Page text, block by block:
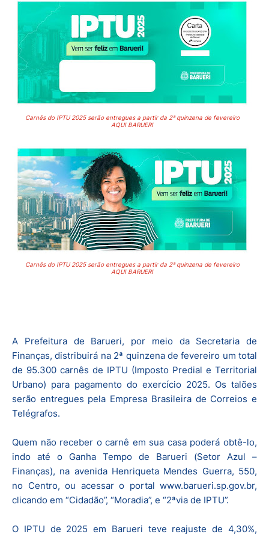
Carnês do IPTU 2025 serão entregues a partir da 2ª quinzena de fevereiro
AQUI BARUERI
Carnês do IPTU 2025 serão entregues a partir da 2ª quinzena de fevereiro
AQUI BARUERI
A Prefeitura de Barueri, por meio da Secretaria de
Finanças, distribuirá na 2ª quinzena de fevereiro um total
de 95.300 carnês de IPTU (Imposto Predial e Territorial
Urbano) para pagamento do exercício 2025. Os talões
serão entregues pela Empresa Brasileira de Correios e
Telégrafos.
Quem não receber o carnê em sua casa poderá obtê-lo,
indo até o Ganha Tempo de Barueri (Setor Azul –
Finanças), na avenida Henriqueta Mendes Guerra, 550,
no Centro, ou acessar o portal www.barueri.sp.gov.br,
clicando em “Cidadão”, “Moradia”, e “2ªvia de IPTU”.
O IPTU de 2025 em Barueri teve reajuste de 4,30%,